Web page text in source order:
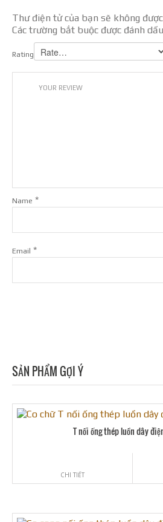
Thư điện tử của bạn sẽ không
Các trường bắt buộc được đánh dấu
Rating
Name *
Email *
SẢN PHẨM GỢI Ý
T nối ống thép luồn dây
CHI TIẾT